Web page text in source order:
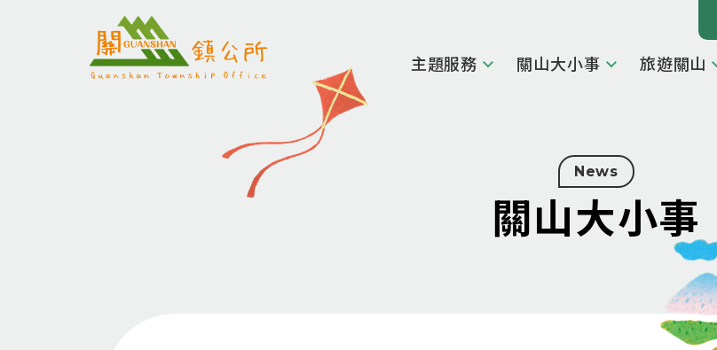
主題服務 關山大小事 旅遊關山
News
關山大小事